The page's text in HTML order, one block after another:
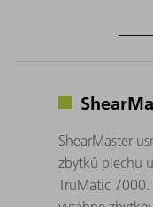
ShearMaster
zbytků plechu
TruMatic 7000.